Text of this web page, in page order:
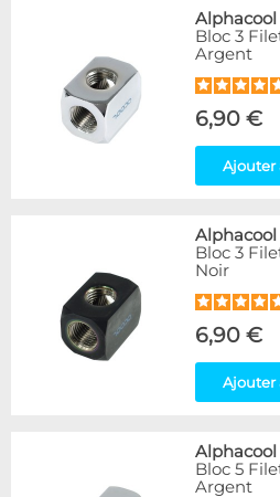
Embouts tubes rigides
110
18
Adaptateurs
338
Marque
Alphacool
52
55
10
142
KooLance
Monsoon
9
Nanoxia
PrimoChill
9
31
216
Alphacool
Bloc 3
Argent
6,90 €
Ajouter
Alphacool
Bloc 3
Noir
6,90 €
Ajouter
Alphacool
Bloc 5
Argent